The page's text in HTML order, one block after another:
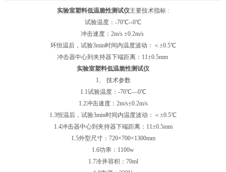
实验室塑料低温脆性测试仪主要技术指标 :
试验温度：-70℃--0℃
冲击速度：2m/s ±0.2m/s
环恒温后，试验3min时间内温度波动：＜±0.5℃
冲击器中心到夹持器下端距离：11±0.5mm
实验室塑料低温脆性测试仪
1、 技术参数
1.1试验温度：-70℃—0℃
1.2冲击速度：2m/s±0.2m/s
1.3恒温后，试验3min时间内温度波动：＜±0.5℃
1.4冲击器中心到夹持器下端距离：11±0.5mm
1.5外型尺寸：720×700×1300mm
1.6功率：1100w
1.7冷井容积：70ml